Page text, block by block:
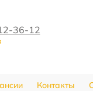
36-12
Контакты